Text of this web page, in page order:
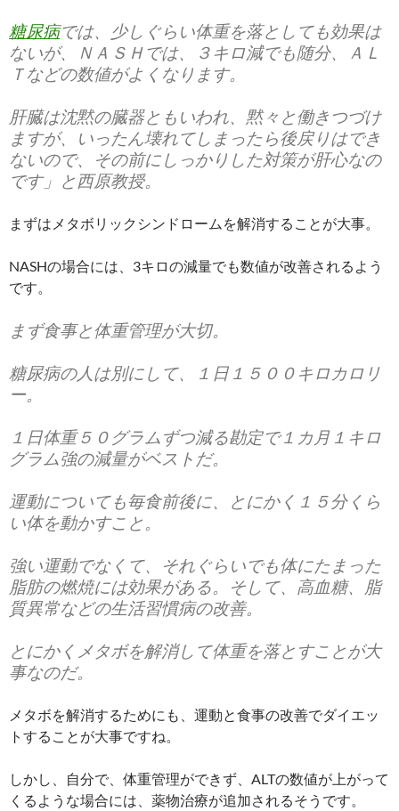
糖尿病では、少しぐらい体重を落としても効果は
ないが、ＮＡＳＨでは、３キロ減でも随分、ＡＬ
Ｔなどの数値がよくなります。
肝臓は沈黙の臓器ともいわれ、黙々と働きつづけ
ますが、いったん壊れてしまったら後戻りはでき
ないので、その前にしっかりした対策が肝心なの
です」と西原教授。
まずはメタボリックシンドロームを解消することが大事。
NASHの場合には、3キロの減量でも数値が改善されるよう
です。
まず食事と体重管理が大切。
糖尿病の人は別にして、１日１５００キロカロリ
ー。
１日体重５０グラムずつ減る勘定で１カ月１キロ
グラム強の減量がベストだ。
運動についても毎食前後に、とにかく１５分くら
い体を動かすこと。
強い運動でなくて、それぐらいでも体にたまった
脂肪の燃焼には効果がある。そして、高血糖、脂
質異常などの生活習慣病の改善。
とにかくメタボを解消して体重を落とすことが大
事なのだ。
メタボを解消するためにも、運動と食事の改善でダイエッ
トすることが大事ですね。
しかし、自分で、体重管理ができず、ALTの数値が上がって
くるような場合には、薬物治療が追加されるそうです。